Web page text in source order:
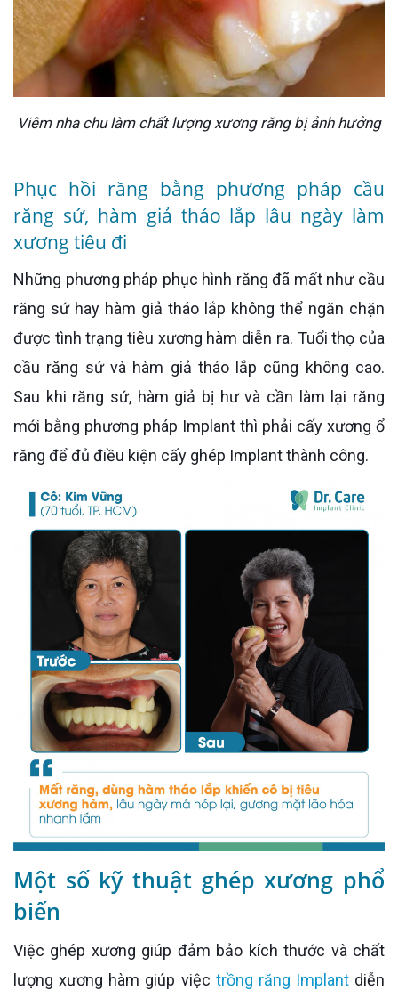
Viêm nha chu làm chất lượng xương răng bị ảnh hưởng
Phục hồi răng bằng phương pháp cầu
răng sứ, hàm giả tháo lắp lâu ngày làm
xương tiêu đi
Những phương pháp phục hình răng đã mất như cầu
răng sứ hay hàm giả tháo lắp không thể ngăn chặn
được tình trạng tiêu xương hàm diễn ra. Tuổi thọ của
cầu răng sứ và hàm giả tháo lắp cũng không cao.
Sau khi răng sứ, hàm giả bị hư và cần làm lại răng
mới bằng phương pháp Implant thì phải cấy xương ổ
răng để đủ điều kiện cấy ghép Implant thành công.
Một số kỹ thuật ghép xương phổ
biến
Việc ghép xương giúp đảm bảo kích thước và chất
lượng xương hàm giúp việc trồng răng Implantdiễn